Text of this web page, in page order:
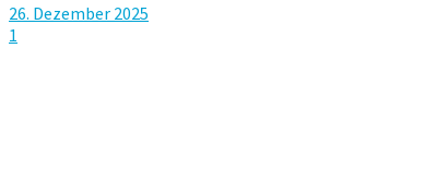
26. Dezember 2025
1